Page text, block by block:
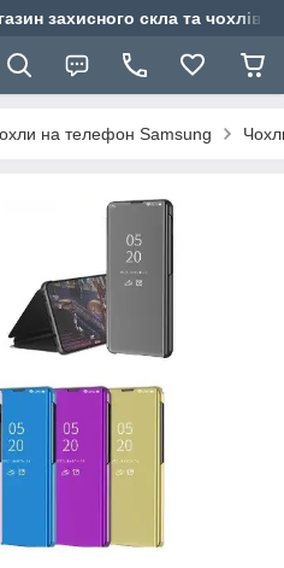
захисного скла та чохлів
на телефон Samsung